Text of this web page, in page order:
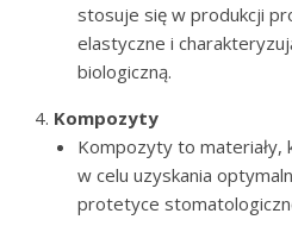
stosuje się w produkcji
elastyczne i
biologiczną.
Kompozyty
Kompozyty to materiały,
w celu uzyskania
protetyce